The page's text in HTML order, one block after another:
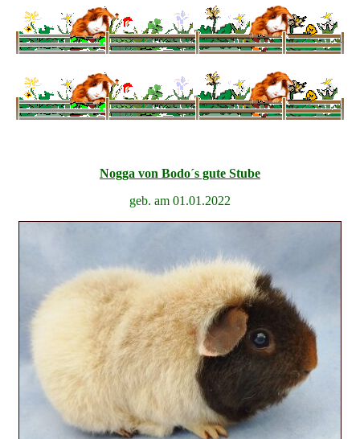
Nogga von Bodo´s gute Stube
geb. am 01.01.2022